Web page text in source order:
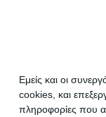
Εμείς και οι
cookies, και
πληροφορίες που